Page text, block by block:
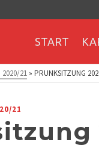
START
2020/21 » PRUNKSITZUNG
21